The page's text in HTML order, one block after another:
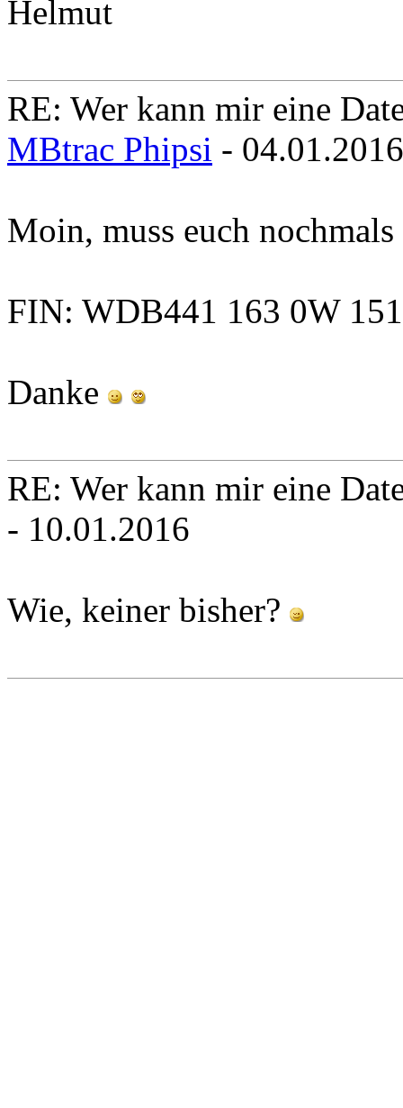
Helmut
RE: Wer kann mir eine
MBtrac Phipsi - 04.01.2016
Moin, muss euch
FIN: WDB441 163 0W
Danke
RE: Wer kann mir eine
- 10.01.2016
Wie, keiner bisher?